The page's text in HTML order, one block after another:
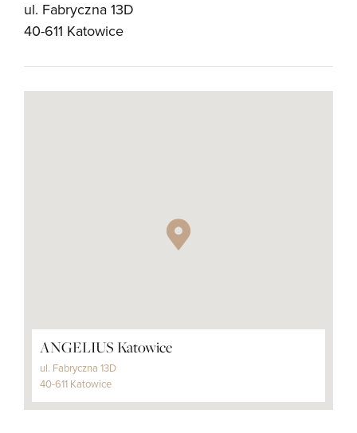
ul. Fabryczna 13D
40-611 Katowice
ANGELIUS Katowice
ul. Fabryczna 13D
40-611 Katowice